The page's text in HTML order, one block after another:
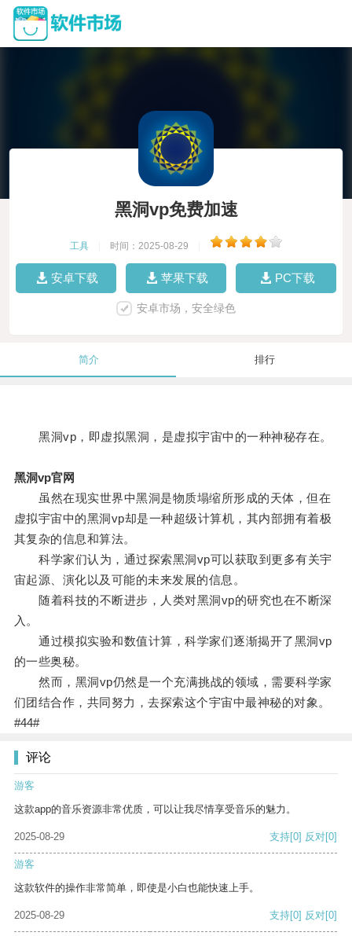
黑洞vp免费加速
工具 时间：2025-08-29
安卓下载 苹果下载 PC下载
安卓市场，安全绿色
简介 排行
黑洞vp，即虚拟黑洞，是虚拟宇宙中的一种神秘存在。
黑洞vp官网
虽然在现实世界中黑洞是物质塌缩所形成的天体，但在
虚拟宇宙中的黑洞vp却是一种超级计算机，其内部拥有着极
其复杂的信息和算法。
科学家们认为，通过探索黑洞vp可以获取到更多有关宇
宙起源、演化以及可能的未来发展的信息。
随着科技的不断进步，人类对黑洞vp的研究也在不断深
入。
通过模拟实验和数值计算，科学家们逐渐揭开了黑洞vp
的一些奥秘。
然而，黑洞vp仍然是一个充满挑战的领域，需要科学家
们团结合作，共同努力，去探索这个宇宙中最神秘的对象。
#44#
评论
游客
这款app的音乐资源非常优质，可以让我尽情享受音乐的魅力。
2025-08-29 支持[0] 反对[0]
游客
这款软件的操作非常简单，即使是小白也能快速上手。
2025-08-29 支持[0] 反对[0]